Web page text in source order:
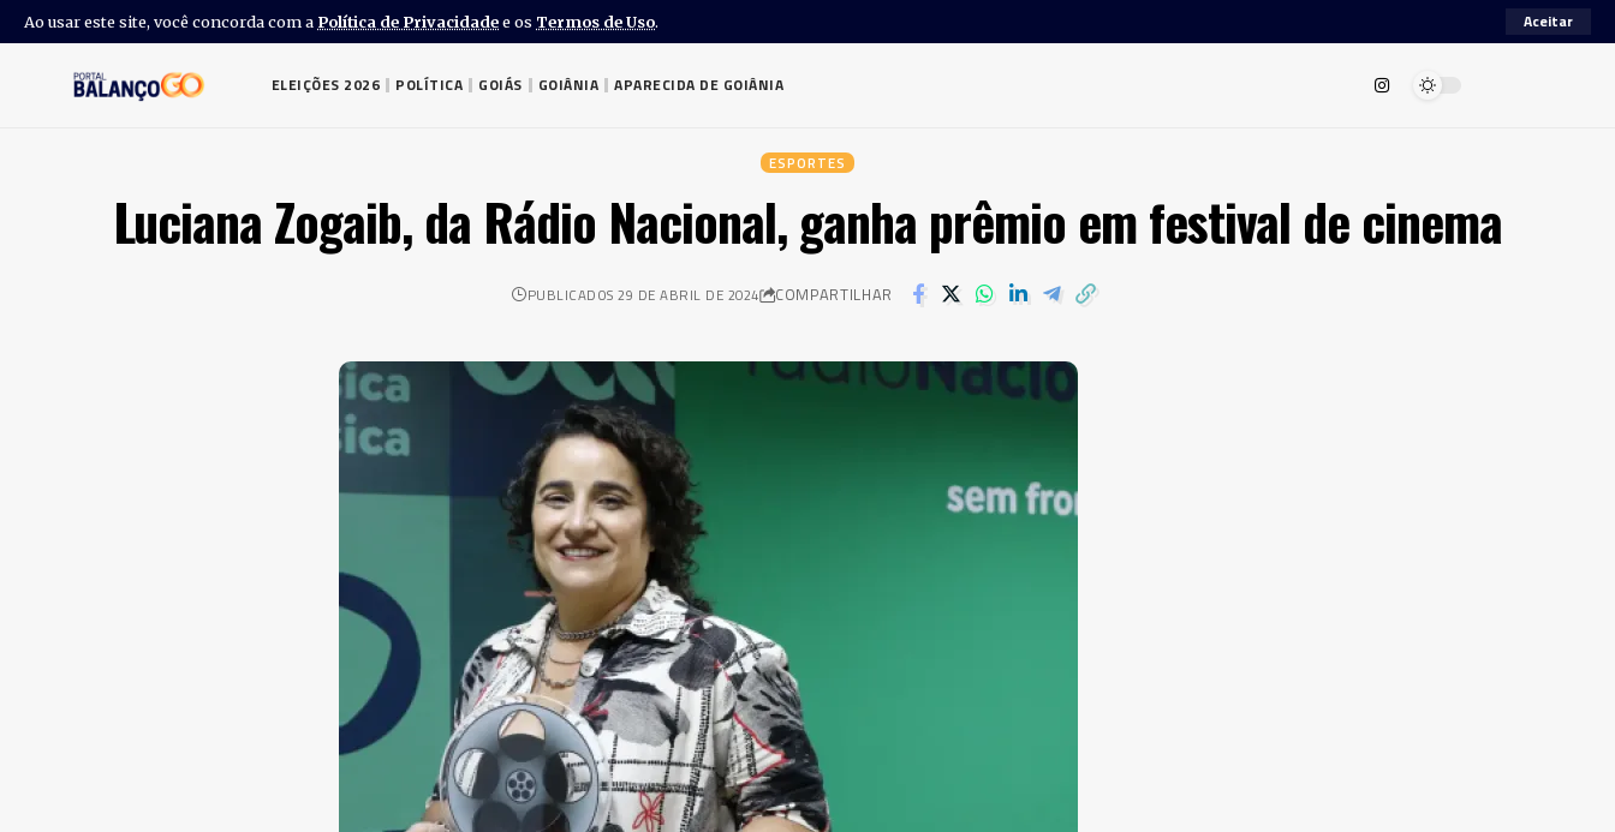
Ao usar este site, você concorda com a Política de Privacidadee os Termos de Uso. Aceitar
ELEIÇÕES 2026 POLÍTICA GOIÁS GOIÂNIA APARECIDA DE GOIÂNIA
ESPORTES
Luciana Zogaib, da Rádio Nacional, ganha prêmio em festival de cinema
PUBLICADOS 29 DE ABRIL DE 2024 COMPARTILHAR